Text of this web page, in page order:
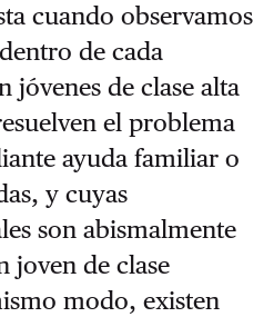
cuando observamos
de cada
jóvenes de clase alta
el problema
ayuda familiar o
y cuyas
son abismalmente
joven de clase
modo, existen